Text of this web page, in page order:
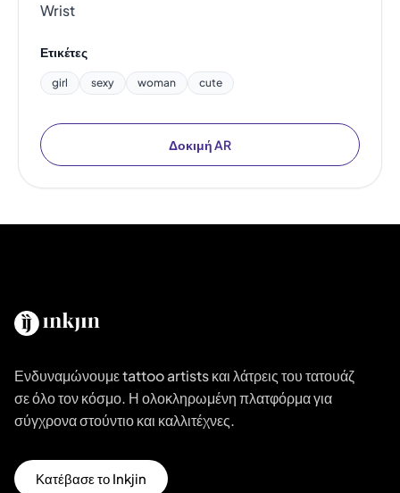
Wrist
Ετικέτες
girl sexy woman cute
Δοκιμή AR
Ενδυναμώνουμε tattoo artists και λάτρεις του τατουάζ
σε όλο τον κόσμο. Η ολοκληρωμένη πλατφόρμα για
σύγχρονα στούντιο και καλλιτέχνες.
Κατέβασε το Inkjin